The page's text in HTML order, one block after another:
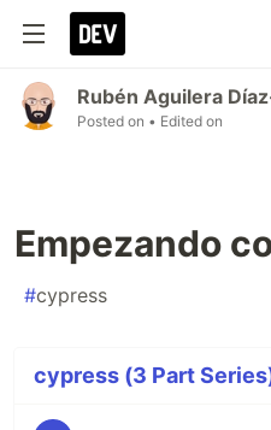
Rubén Aguilera
Posted on • Edited on
Empezando
#cypress
cypress (3 Part